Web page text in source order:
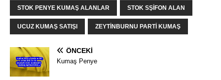
STOK PENYE KUMAŞ ALANLAR STOK SŞIFON ALAN
UCUZ KUMAŞ SATIŞI ZEYTINBURNU PARTI KUMAŞ
ÖNCEKI
Kumaş Penye